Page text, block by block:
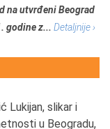
na utvrđeni Beograd
godine z... Detaljnije ›
Lukijan, slikar i
u Beogradu,